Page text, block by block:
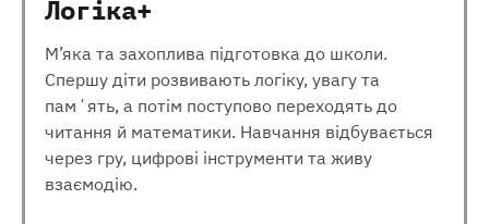
Логіка+
М’яка та захоплива підготовка до школи.
Спершу діти розвивають логіку, увагу та
памʼять, а потім поступово переходять до
читання й математики. Навчання відбувається
через гру, цифрові інструменти та живу
взаємодію.